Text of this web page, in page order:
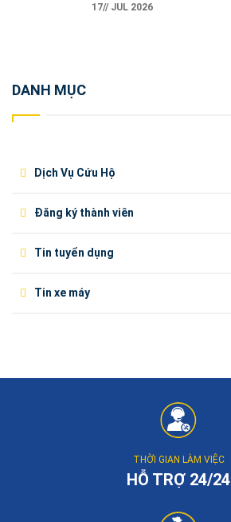
17// JUL 2026
DANH MỤC
Dịch Vụ Cứu Hộ
Đăng ký thành viên
Tin tuyển dụng
Tin xe máy
THỜI GIAN LÀM VIỆC
HỖ TRỢ 24/24